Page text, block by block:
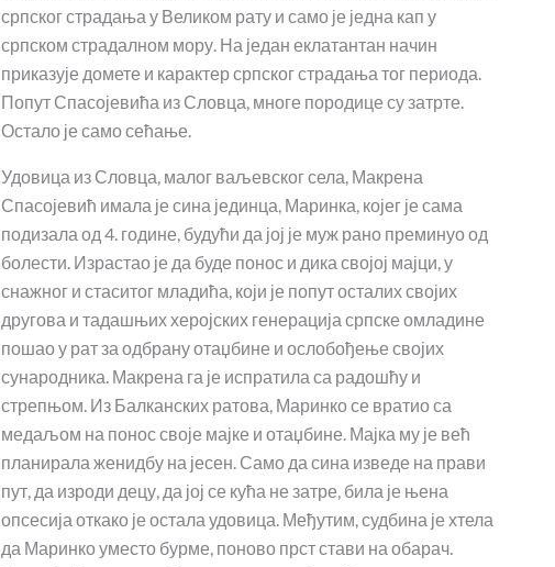
српског страдања у Великом рату и само је једна кап у
српском страдалном мору. На један еклатантан начин
приказује домете и карактер српског страдања тог периода.
Попут Спасојевића из Словца, многе породице су затрте.
Остало је само сећање.
Удовица из Словца, малог ваљевског села, Макрена
Спасојевић имала је сина јединца, Маринка, којег је сама
подизала од 4. године, будући да јој је муж рано преминуо од
болести. Израстао је да буде понос и дика својој мајци, у
снажног и стаситог младића, који је попут осталих својих
другова и тадашњих херојских генерација српске омладине
пошао у рат за одбрану отаџбине и ослобођење својих
сународника. Макрена га је испратила са радошћу и
стрепњом. Из Балканских ратова, Маринко се вратио са
медаљом на понос своје мајке и отаџбине. Мајка му је већ
планирала женидбу на јесен. Само да сина изведе на прави
пут, да изроди децу, да јој се кућа не затре, била је њена
опсесија откако је остала удовица. Међутим, судбина је хтела
да Маринко уместо бурме, поново прст стави на обарач.